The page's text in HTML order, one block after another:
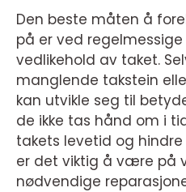
Den beste måten å
på er ved
vedlikehold av taket.
manglende takstein
kan utvikle seg til
de ikke tas hånd om i
takets levetid og
er det viktig å være på
nødvendige